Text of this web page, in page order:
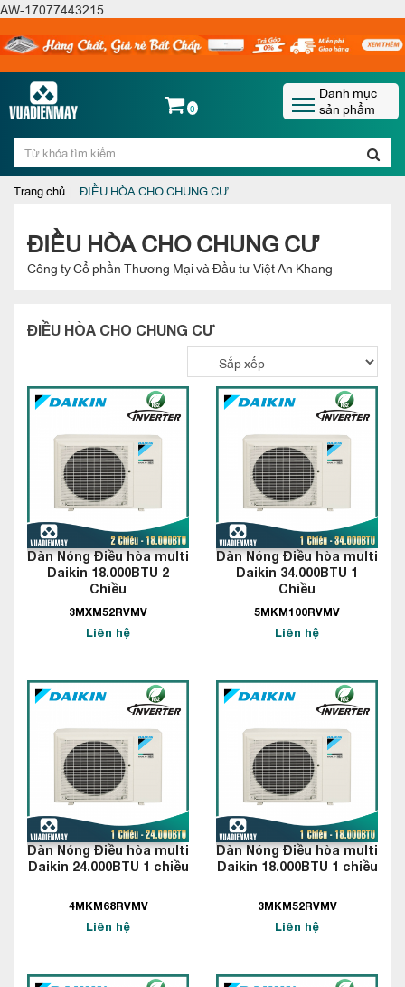
AW-17077443215
0
Danh mục
sản phẩm
Trang chủ ĐIỀU HÒA CHO CHUNG CƯ
ĐIỀU HÒA CHO CHUNG CƯ
Công ty Cổ phần Thương Mại và Đầu tư Việt An Khang
ĐIỀU HÒA CHO CHUNG CƯ
Dàn Nóng Điều hòa multi
Daikin 18.000BTU 2
Chiều
3MXM52RVMV
Liên hệ
Dàn Nóng Điều hòa multi
Daikin 34.000BTU 1
Chiều
5MKM100RVMV
Liên hệ
Dàn Nóng Điều hòa multi
Daikin 24.000BTU 1 chiều
4MKM68RVMV
Liên hệ
Dàn Nóng Điều hòa multi
Daikin 18.000BTU 1 chiều
3MKM52RVMV
Liên hệ